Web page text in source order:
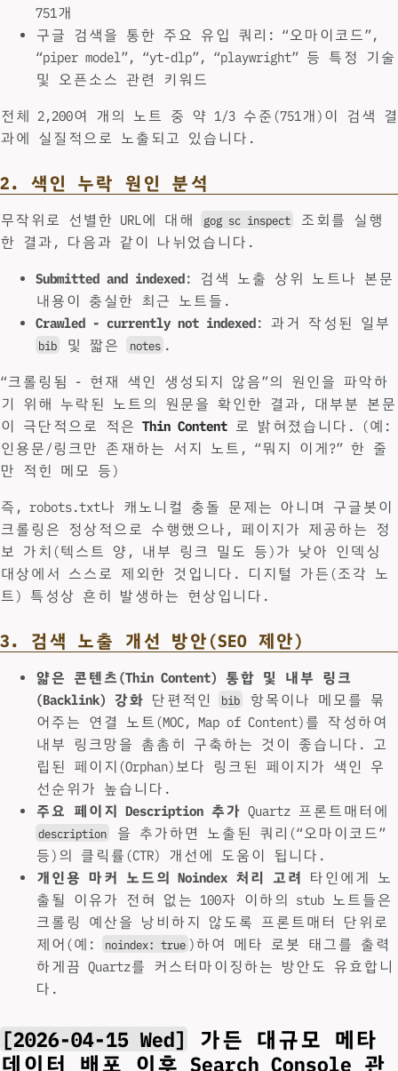
751개
구글 검색을 통한 주요 유입 쿼리: “오마이코드”,
“piper model”, “yt-dlp”, “playwright” 등 특정 기술
및 오픈소스 관련 키워드
전체 2,200여 개의 노트 중 약 1/3 수준(751개)이 검색 결
과에 실질적으로 노출되고 있습니다.
2. 색인 누락 원인 분석
무작위로 선별한 URL에 대해 gog sc inspect
조회를 실행
한 결과, 다음과 같이 나뉘었습니다.
Submitted and indexed: 검색 노출 상위 노트나 본문
내용이 충실한 최근 노트들.
Crawled - currently not indexed: 과거 작성된 일부
bib 및 짧은 notes .
“크롤링됨 - 현재 색인 생성되지 않음”의 원인을 파악하
기 위해 누락된 노트의 원문을 확인한 결과, 대부분 본문
이 극단적으로 적은 Thin Content 로 밝혀졌습니다. (예:
인용문/링크만 존재하는 서지 노트, “뭐지 이게?” 한 줄
만 적힌 메모 등)
즉, robots.txt나 캐노니컬 충돌 문제는 아니며 구글봇이
크롤링은 정상적으로 수행했으나, 페이지가 제공하는 정
보 가치(텍스트 양, 내부 링크 밀도 등)가 낮아 인덱싱
대상에서 스스로 제외한 것입니다. 디지털 가든(조각 노
트) 특성상 흔히 발생하는 현상입니다.
3. 검색 노출 개선 방안(SEO 제안)
얇은 콘텐츠(Thin Content) 통합 및 내부 링크
(Backlink) 강화 단편적인 bib
항목이나 메모를 묶
어주는 연결 노트(MOC, Map of Content)를 작성하여
내부 링크망을 촘촘히 구축하는 것이 좋습니다. 고
립된 페이지(Orphan)보다 링크된 페이지가 색인 우
선순위가 높습니다.
주요 페이지 Description 추가 Quartz 프론트매터에
description
을 추가하면 노출된 쿼리(“오마이코드”
등)의 클릭률(CTR) 개선에 도움이 됩니다.
개인용 마커 노드의 Noindex 처리 고려
타인에게 노
출될 이유가 전혀 없는 100자 이하의 stub 노트들은
크롤링 예산을 낭비하지 않도록 프론트매터 단위로
제어(예:
noindex: true )하여 메타 로봇 태그를 출력
하게끔 Quartz를 커스터마이징하는 방안도 유효합니
다.
[2026-04-15 Wed]
가든 대규모 메타
데이터 배포 이후 Search Console 관